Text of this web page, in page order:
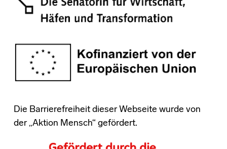
Die Barrierefreiheit dieser Webseite wurde von
der „Aktion Mensch“ gefördert.